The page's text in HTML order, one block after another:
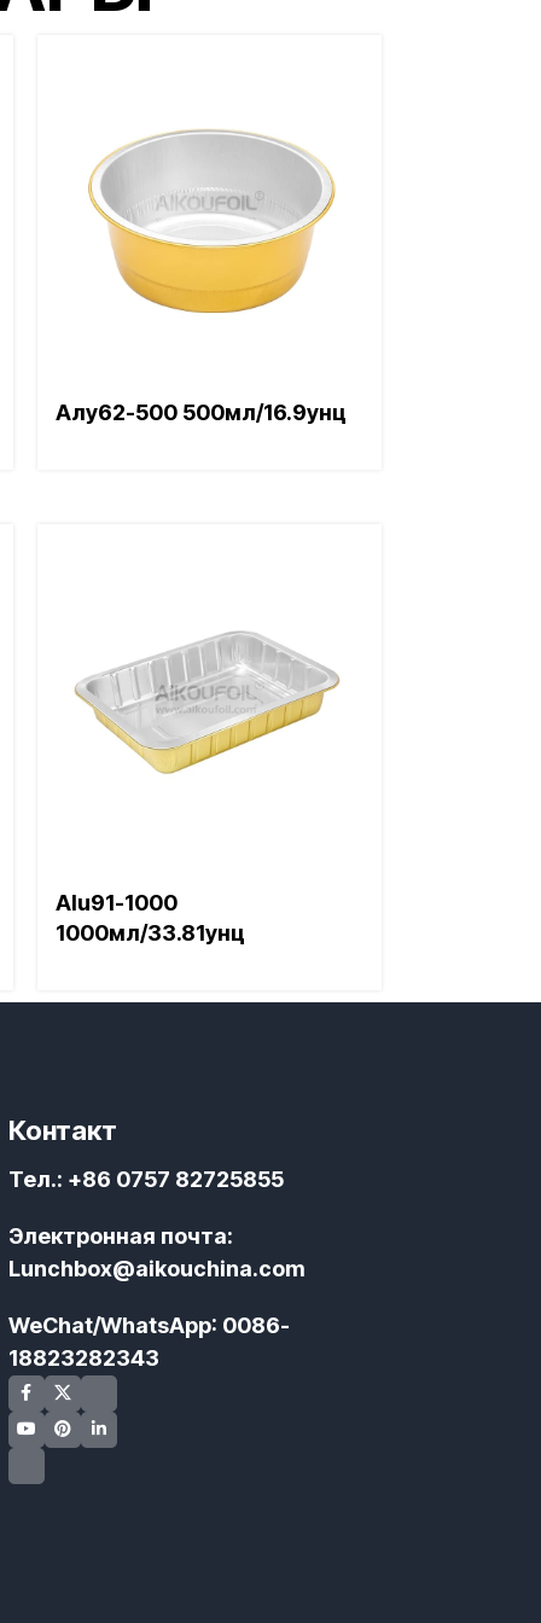
Алу62-500 500мл/16.9унц
Alu91-1000
1000мл/33.81унц
Контакт
Тел.: +86 0757 82725855
Электронная почта:
Lunchbox@aikouchina.com
WeChat/WhatsApp: 0086-
18823282343